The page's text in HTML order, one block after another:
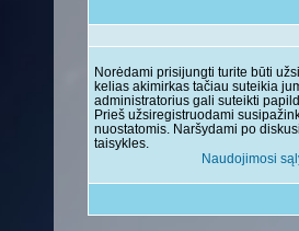
Norėdami prisijungti turite būti
kelias akimirkas tačiau suteikia
administratorius gali suteikti
Prieš užsiregistruodami
nuostatomis. Naršydami po
taisykles.
Naudojimosi